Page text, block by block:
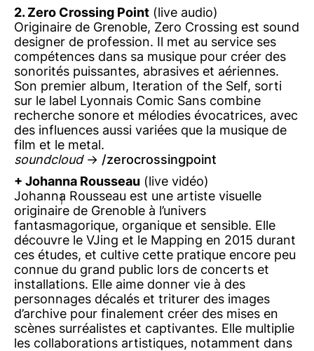
2. Zero Crossing Point (live audio)
Originaire de Grenoble, Zero Crossing est sound
designer de profession. Il met au service ses
compétences dans sa musique pour créer des
sonorités puissantes, abrasives et aériennes.
Son premier album, Iteration of the Self, sorti
sur le label Lyonnais Comic Sans combine
recherche sonore et mélodies évocatrices, avec
des influences aussi variées que la musique de
film et le metal.
soundcloud->
zerocrossingpoint
+ Johanna Rousseau (live vidéo)
Johanna Rousseau est une artiste visuelle
originaire de Grenoble à l’univers
fantasmagorique, organique et sensible. Elle
découvre le VJing et le Mapping en 2015 durant
ces études, et cultive cette pratique encore peu
connue du grand public lors de concerts et
installations. Elle aime donner vie à des
personnages décalés et triturer des images
d’archive pour finalement créer des mises en
scènes surréalistes et captivantes. Elle multiplie
les collaborations artistiques, notamment dans